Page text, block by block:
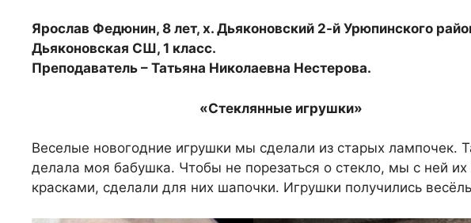
Ярослав Федюнин, 8 лет, х. Дьяконовский 2-й Урюпинского
Дьяконовская СШ, 1 класс.
Преподаватель – Татьяна Николаевна Нестерова.
«Стеклянные игрушки»
Веселые новогодние игрушки мы сделали из старых лампочек.
делала моя бабушка. Чтобы не порезаться о стекло, мы с ней
красками, сделали для них шапочки. Игрушки получились